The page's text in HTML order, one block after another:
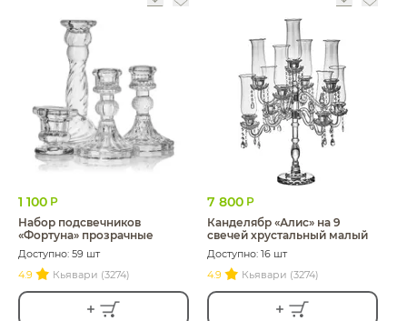
1 100 Р
Набор подсвечников
«Фортуна» прозрачные
Доступно: 59 шт
4.9
Кьявари (3274)
7 800 Р
Канделябр «Алис» на 9
свечей хрустальный малый
Доступно: 16 шт
4.9
Кьявари (3274)